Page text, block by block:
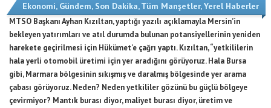
Ekonomi, Gündem, Son Dakika,Tüm Manşetler,Yerel Haberler
MTSO Başkanı Ayhan Kızıltan, yaptığı yazılı açıklamayla Mersin’in
bekleyen yatırımları ve atıl durumda bulunan potansiyellerinin yeniden
harekete geçirilmesi için Hükümet’e çağrı yaptı. Kızıltan, “yetkililerin
hala yerli otomobil üretimi için yer aradığını görüyoruz. Hala Bursa
gibi, Marmara bölgesinin sıkışmış ve daralmış bölgesinde yer arama
çabası görüyoruz. Neden? Neden yetkililer gözünü bu güçlü bölgeye
çevirmiyor? Mantık burası diyor, maliyet burası diyor, üretim ve